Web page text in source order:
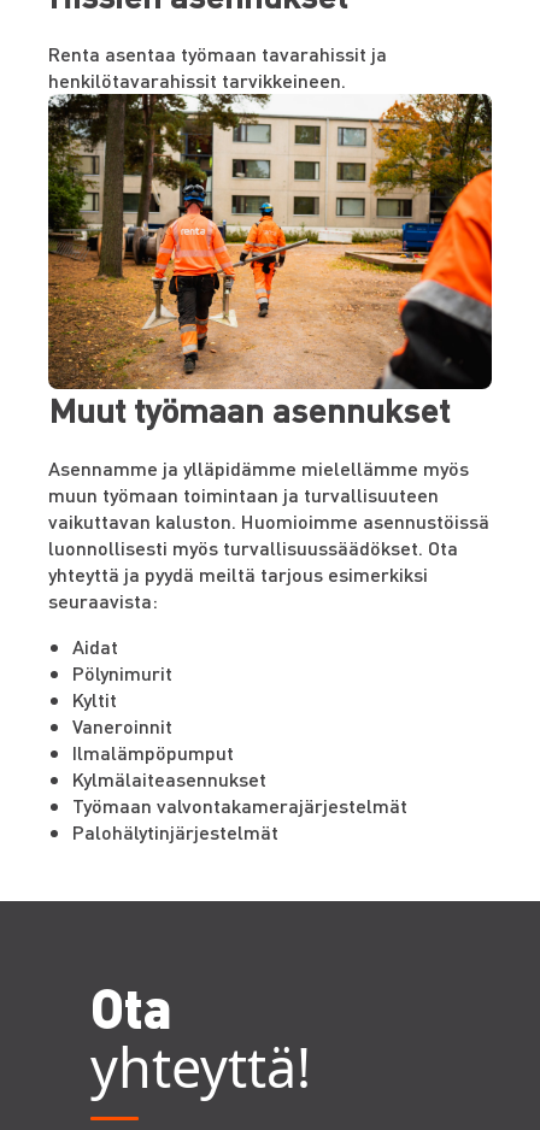
Renta asentaa työmaan tavarahissit ja
henkilötavarahissit tarvikkeineen.
Muut työmaan asennukset
Asennamme ja ylläpidämme mielellämme myös
muun työmaan toimintaan ja turvallisuuteen
vaikuttavan kaluston. Huomioimme asennustöissä
luonnollisesti myös turvallisuussäädökset. Ota
yhteyttä ja pyydä meiltä tarjous esimerkiksi
seuraavista:
Aidat
Pölynimurit
Kyltit
Vaneroinnit
Ilmalämpöpumput
Kylmälaiteasennukset
Työmaan valvontakamerajärjestelmät
Palohälytinjärjestelmät
Ota
yhteyttä!